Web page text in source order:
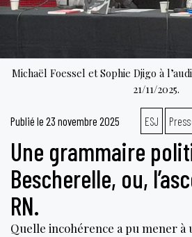
Michaël Foessel et Sophie Djigo à
21/11/2025.
Publié le 23 novembre 2025 ESJ
Une grammaire
Bescherelle, ou,
RN.
Quelle incohérence a pu mener à